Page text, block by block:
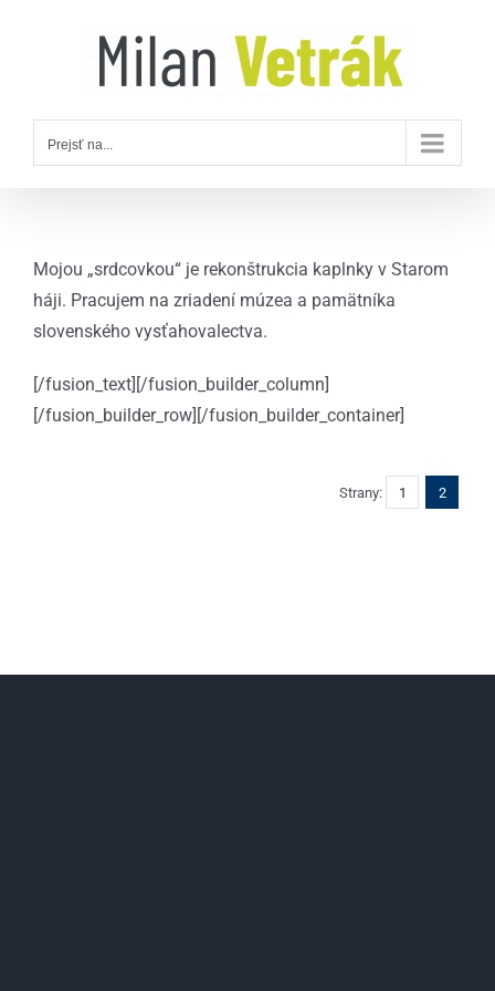
Prejsť na...
Mojou „srdcovkou“ je rekonštrukcia kaplnky v Starom
háji. Pracujem na zriadení múzea a pamätníka
slovenského vysťahovalectva.
[/fusion_text][/fusion_builder_column]
[/fusion_builder_row][/fusion_builder_container]
Strany: 1 2